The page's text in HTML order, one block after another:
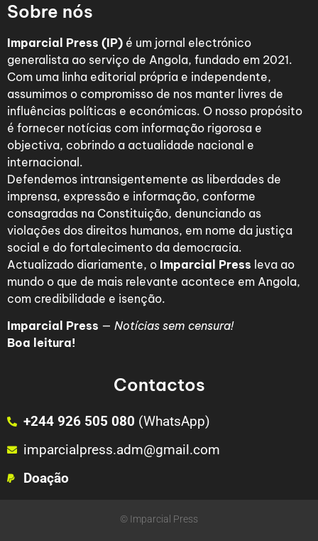
Sobre nós
Imparcial Press (IP) é um jornal electrónico
generalista ao serviço de Angola, fundado em 2021.
Com uma linha editorial própria e independente,
assumimos o compromisso de nos manter livres de
influências políticas e económicas. O nosso propósito
é fornecer notícias com informação rigorosa e
objectiva, cobrindo a actualidade nacional e
internacional.
Defendemos intransigentemente as liberdades de
imprensa, expressão e informação, conforme
consagradas na Constituição, denunciando as
violações dos direitos humanos, em nome da justiça
social e do fortalecimento da democracia.
Actualizado diariamente, o Imparcial Press leva ao
mundo o que de mais relevante acontece em Angola,
com credibilidade e isenção.
Imparcial Press — Notícias sem censura!
Boa leitura!
Contactos
+244 926 505 080 (WhatsApp)
imparcialpress.adm@gmail.com
Doação
© Imparcial Press